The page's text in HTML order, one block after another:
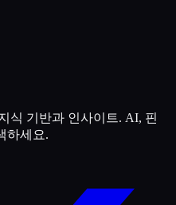
식 기반과 인사이트. AI, 핀
하세요.